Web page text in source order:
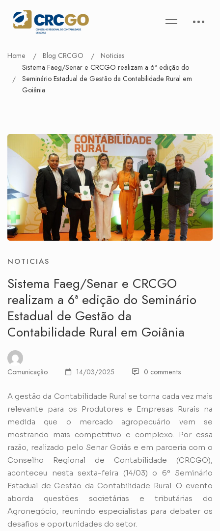
Home Blog CRCGO
Noticias
Sistema Faeg/Senar e CRCGO realizam a 6ª edição do
Seminário Estadual de Gestão da Contabilidade Rural em
Goiânia
NOTICIAS
Sistema Faeg/Senar e CRCGO
realizam a 6ª edição do Seminário
Estadual de Gestão da
Contabilidade Rural em Goiânia
Comunicação 14/03/2025 0 comments
A gestão da Contabilidade Rural se torna cada vez mais
relevante para os Produtores e Empresas Rurais na
medida que o mercado agropecuário vem se
mostrando mais competitivo e complexo. Por essa
razão, realizado pelo Senar Goiás e em parceria com o
Conselho Regional de Contabilidade (CRCGO),
aconteceu nesta sexta-feira (14/03) o 6º Seminário
Estadual de Gestão da Contabilidade Rural. O evento
aborda questões societárias e tributárias do
Agronegócio, reunindo especialistas para debater os
desafios e oportunidades do setor.